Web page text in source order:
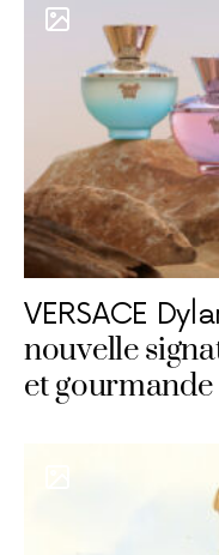
VERSACE
nouvelle
et gourmande